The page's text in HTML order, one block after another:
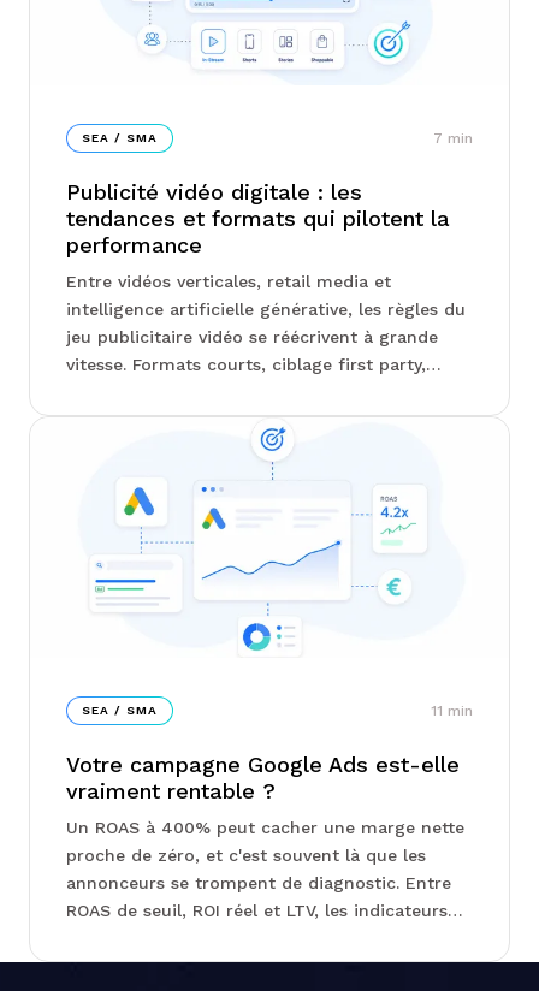
SEA / SMA 7 min
Publicité vidéo digitale : les
tendances et formats qui pilotent la
performance
Entre vidéos verticales, retail media et
intelligence artificielle générative, les règles du
jeu publicitaire vidéo se réécrivent à grande
vitesse. Formats courts, ciblage first party,
des annonceurs se resserrent autour de
quelques leviers bien précis. Chez Junto, on
vous explique lesquels comptent vraiment, et
pourquoi certains formats surperforment
nettement les autres...
SEA / SMA 11 min
Votre campagne Google Ads est-elle
vraiment rentable ?
Un ROAS à 400% peut cacher une marge nette
proche de zéro, et c'est souvent là que les
annonceurs se trompent de diagnostic. Entre
ROAS de seuil, ROI réel et LTV, les indicateurs
regarde en premier. Chez Junto, on vous